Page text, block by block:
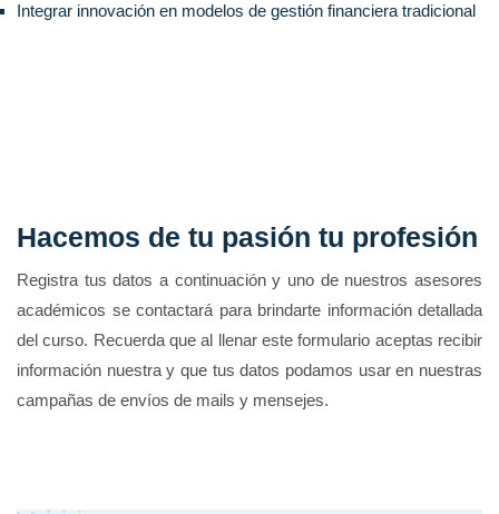
Integrar innovación en modelos de gestión financiera tradicional
Hacemos de tu pasión tu profesión
Registra tus datos a continuación y uno de nuestros asesores
académicos se contactará para brindarte información detallada
del curso. Recuerda que al llenar este formulario aceptas recibir
información nuestra y que tus datos podamos usar en nuestras
campañas de envíos de mails y mensejes.